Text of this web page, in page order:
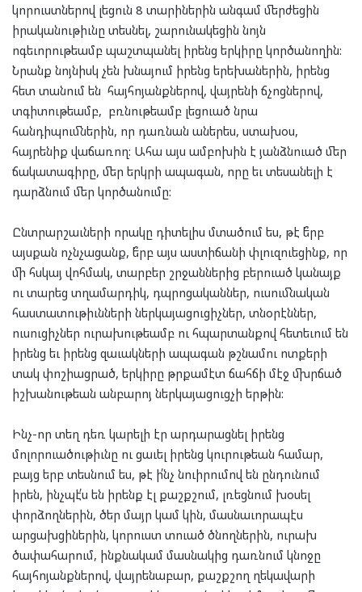
կորուստներով լեցուն 8 տարիներին անգամ մերժեցին
իրականութիւնը տեսնել, շարունակեցին նոյն
ոգեւորութեամբ պաշտպանել իրենց երկիրը կործանողին:
Նրանք նոյնիսկ չեն խնայում իրենց երեխաներին, իրենց
հետ տանում են հայհոյանքներով, վայրենի ճչոցներով,
տգիտութեամբ, բռնութեամբ լեցուած նրա
հանդիպումներին, որ դառնան աներես, ստախօս,
հայրենիք վաճառող: Ահա այս ամբոխին է յանձնուած մեր
ճակատագիրը, մեր երկրի ապագան, որը եւ տեսանելի է
դարձնում մեր կործանումը:
Ընտրարշաւների որակը դիտելիս մտածում ես, թէ ե՞րբ
այսքան ոչնչացանք, ե՞րբ այս աստիճանի փլուզուեցինք, որ
մի հսկայ վոհմակ, տարբեր շրջաններից բերուած կանայք
ու տարեց տղամարդիկ, դպրոցականներ, ուսումնական
հաստատութիւնների ներկայացուցիչներ, տնօրէններ,
ուսուցիչներ ուրախութեամբ ու հպարտանքով հետեւում են
իրենց եւ իրենց զաւակների ապագան թշնամու ոտքերի
տակ փոշիացրած, երկիրը թրքամէտ ճահճի մէջ մխրճած
իշխանութեան անբարոյ ներկայացուցչի երթին:
Ինչ-որ տեղ դեռ կարելի էր արդարացնել իրենց
մոլորուածութիւնը ու ցաւել իրենց կուրութեան համար,
բայց երբ տեսնում ես, թէ ի՛նչ նուիրումով են ընդունում
իրեն, ինչպէ՛ս են իրենք էլ քաշքշում, լռեցնում խօսել
փորձողներին, ծեր մայր կամ կին, մասնաւորապէս
արցախցիներին, կորուստ տուած ծնողներին, ուրախ
ծափահարում, ինքնակամ մասնակից դառնում կնոջը
հայհոյանքներով, վայրենաբար, քաշքշող ղեկավարի